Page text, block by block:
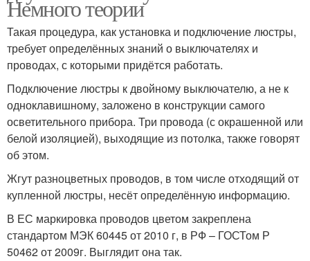
Немного теории
Такая процедура, как установка и подключение люстры,
требует определённых знаний о выключателях и
проводах, с которыми придётся работать.
Подключение люстры к двойному выключателю, а не к
одноклавишному, заложено в конструкции самого
осветительного прибора. Три провода (с окрашенной или
белой изоляцией), выходящие из потолка, также говорят
об этом.
Жгут разноцветных проводов, в том числе отходящий от
купленной люстры, несёт определённую информацию.
В ЕС маркировка проводов цветом закреплена
стандартом МЭК 60445 от 2010 г, в РФ – ГОСТом Р
50462 от 2009г. Выглядит она так.